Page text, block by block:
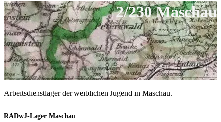
durchsuchen
2/230 Maschau
Arbeitsdienstlager der weiblichen Jugend in Maschau.
RADwJ-Lager Maschau